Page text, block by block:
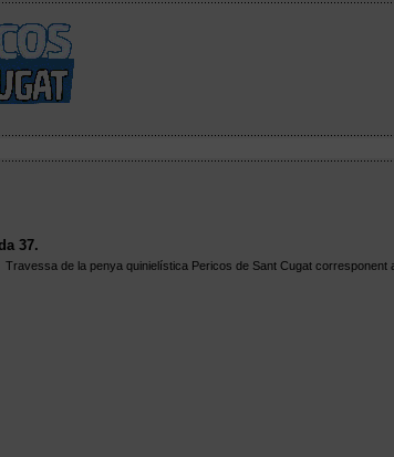
37.
Travessa de la penya quinielística Pericos de Sant Cugat corresponent